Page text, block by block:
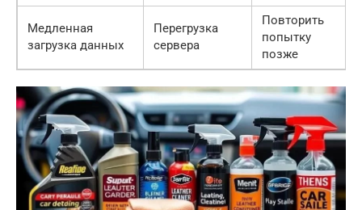
Медленная
загрузка данных
Перегрузка
сервера
Повторить
попытку
позже